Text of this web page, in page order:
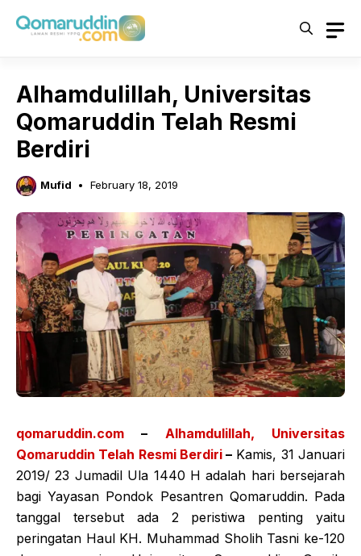
Alhamdulillah, Universitas
Qomaruddin Telah Resmi
Berdiri
Mufid February 18, 2019
qomaruddin.com – Alhamdulillah, Universitas
Qomaruddin Telah Resmi Berdiri– Kamis, 31 Januari
2019/ 23 Jumadil Ula 1440 H adalah hari bersejarah
bagi Yayasan Pondok Pesantren Qomaruddin. Pada
tanggal tersebut ada 2 peristiwa penting yaitu
peringatan Haul KH. Muhammad Sholih Tasni ke-120